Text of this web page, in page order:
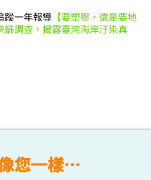
蹤一年報導 【要塑膠，還是要地
調查，揭露臺灣海岸汙染真
您一樣…